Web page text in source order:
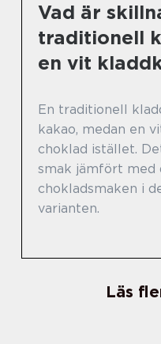
Vad är
traditionell
en vit
En traditionell
kakao, medan en
choklad istället.
smak jämfört med
chokladsmaken i
varianten.
Läs